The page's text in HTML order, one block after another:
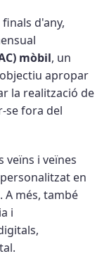
d'any,
mòbil, un
apropar
la realització de
se fora del
i veïnes
en
A més, també
i